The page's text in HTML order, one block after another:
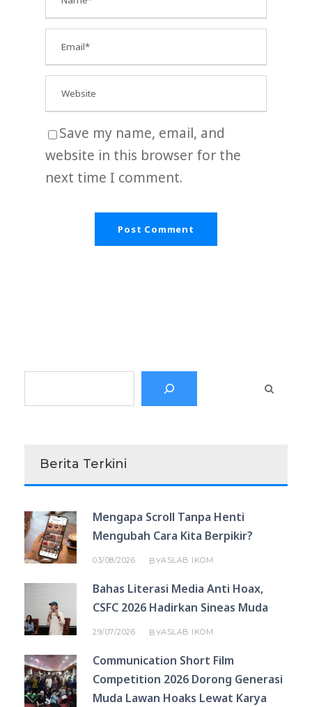
Save my name, email, and
website in this browser for the
next time I comment.
Berita Terkini
Mengapa Scroll Tanpa Henti
Mengubah Cara Kita Berpikir?
03/08/2026 BYASLAB IKOM
Bahas Literasi Media Anti Hoax,
CSFC 2026 Hadirkan Sineas Muda
29/07/2026 BYASLAB IKOM
Communication Short Film
Competition 2026 Dorong Generasi
Muda Lawan Hoaks Lewat Karya